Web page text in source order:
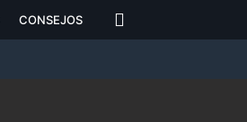
CONSEJOS